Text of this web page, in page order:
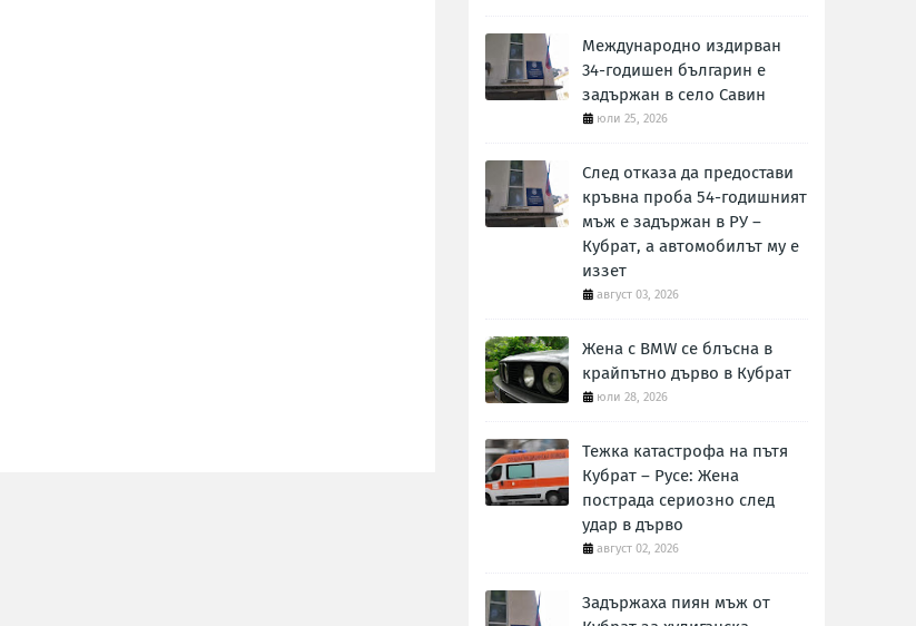
Международно издирван
34-годишен българин е
задържан в село Савин
юли 25, 2026
След отказа да предостави
кръвна проба 54-годишният
мъж е задържан в РУ –
Кубрат, а автомобилът му е
иззет
август 03, 2026
Жена с BMW се блъсна в
крайпътно дърво в Кубрат
юли 28, 2026
Тежка катастрофа на пътя
Кубрат – Русе: Жена
пострада сериозно след
удар в дърво
август 02, 2026
Задържаха пиян мъж от